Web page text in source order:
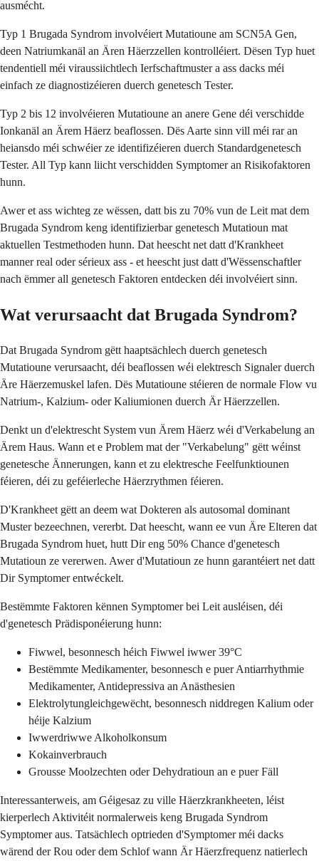
ausmécht.
Typ 1 Brugada Syndrom involvéiert Mutatioune am SCN5A Gen,
deen Natriumkanäl an Ären Häerzzellen kontrolléiert. Dësen Typ huet
tendentiell méi viraussiichtlech Ierfschaftmuster a ass dacks méi
einfach ze diagnostizéieren duerch genetesch Tester.
Typ 2 bis 12 involvéieren Mutatioune an anere Gene déi verschidde
Ionkanäl an Ärem Häerz beaflossen. Dës Aarte sinn vill méi rar an
heiansdo méi schwéier ze identifizéieren duerch Standardgenetesch
Tester. All Typ kann liicht verschidden Symptomer an Risikofaktoren
hunn.
Awer et ass wichteg ze wëssen, datt bis zu 70% vun de Leit mat dem
Brugada Syndrom keng identifizierbar genetesch Mutatioun mat
aktuellen Testmethoden hunn. Dat heescht net datt d'Krankheet
manner real oder sérieux ass - et heescht just datt d'Wëssenschaftler
nach ëmmer all genetesch Faktoren entdecken déi involvéiert sinn.
Wat verursaacht dat Brugada Syndrom?
Dat Brugada Syndrom gëtt haaptsächlech duerch genetesch
Mutatioune verursaacht, déi beaflossen wéi elektresch Signaler duerch
Äre Häerzemuskel lafen. Dës Mutatioune stéieren de normale Flow vu
Natrium-, Kalzium- oder Kaliumionen duerch Är Häerzzellen.
Denkt un d'elektrescht System vun Ärem Häerz wéi d'Verkabelung an
Ärem Haus. Wann et e Problem mat der "Verkabelung" gëtt wéinst
genetesche Ännerungen, kann et zu elektresche Feelfunktiounen
féieren, déi zu geféierleche Häerzrythmen féieren.
D'Krankheet gëtt an deem wat Dokteren als autosomal dominant
Muster bezeechnen, vererbt. Dat heescht, wann ee vun Äre Elteren dat
Brugada Syndrom huet, hutt Dir eng 50% Chance d'genetesch
Mutatioun ze vererwen. Awer d'Mutatioun ze hunn garantéiert net datt
Dir Symptomer entwéckelt.
Bestëmmte Faktoren kënnen Symptomer bei Leit ausléisen, déi
d'genetesch Prädisponéierung hunn:
Fiwwel, besonnesch héich Fiwwel iwwer 39°C
Bestëmmte Medikamenter, besonnesch e puer Antiarrhythmie
Medikamenter, Antidepressiva an Anästhesien
Elektrolytungleichgewëcht, besonnesch niddregen Kalium oder
héije Kalzium
Iwwerdriwwe Alkoholkonsum
Kokainverbrauch
Grousse Moolzechten oder Dehydratioun an e puer Fäll
Interessanterweis, am Géigesaz zu ville Häerzkrankheeten, léist
kierperlech Aktivitéit normalerweis keng Brugada Syndrom
Symptomer aus. Tatsächlech optrieden d'Symptomer méi dacks
wärend der Rou oder dem Schlof wann Är Häerzfrequenz natierlech